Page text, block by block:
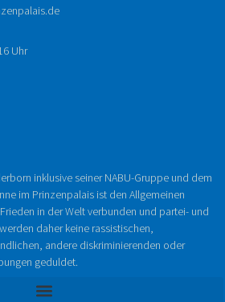
Uhr
inklusive seiner NABU-Gruppe und dem
im Prinzenpalais ist den Allgemeinen
in der Welt verbunden und partei- und
daher keine rassistischen,
andere diskriminierenden oder
geduldet.